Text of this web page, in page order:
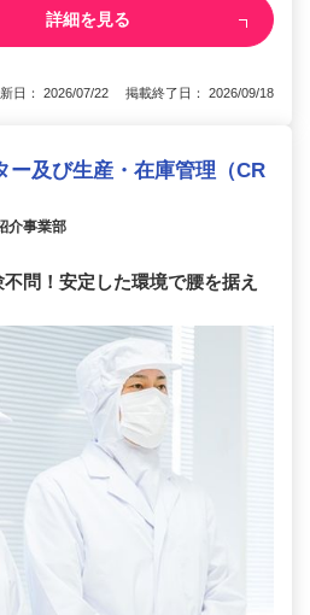
詳細を見る
日： 2026/07/22 掲載終了日： 2026/09/18
ー及び生産・在庫管理（CR
介事業部
不問！安定した環境で腰を据え